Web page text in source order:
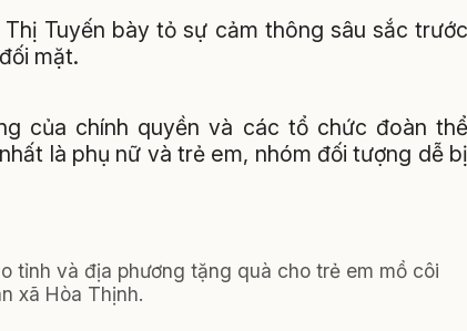
Tuyến bày tỏ sự cảm thông sâu sắc trước
mặt.
của chính quyền và các tổ chức đoàn thể
là phụ nữ và trẻ em, nhóm đối tượng dễ bị
tỉnh và địa phương tặng quà cho trẻ em mồ côi
xã Hòa Thịnh.